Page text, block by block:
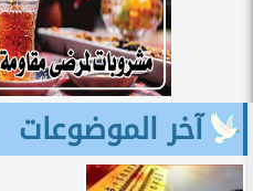
آخر الموضوعات